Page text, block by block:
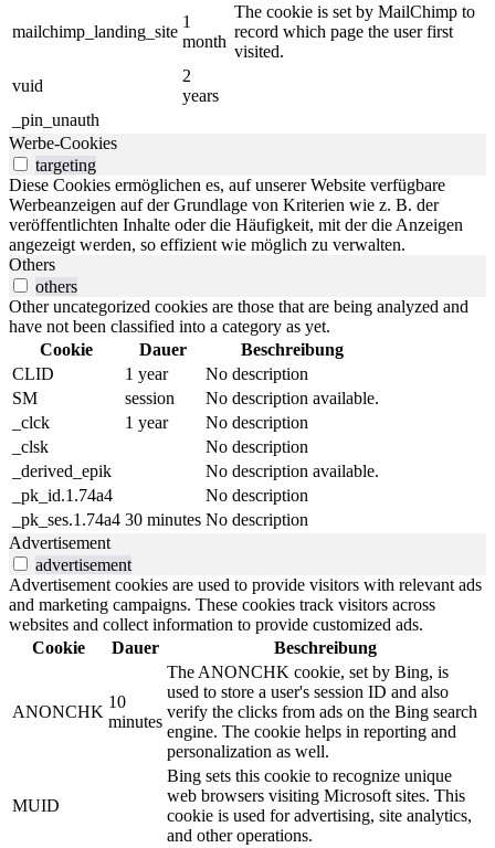
mailchimp_landing_site
1
month
The cookie is set by MailChimp to
record which page the user first
visited.
vuid
2
years
_pin_unauth
Werbe-Cookies
targeting
Diese Cookies ermöglichen es, auf unserer Website verfügbare
Werbeanzeigen auf der Grundlage von Kriterien wie z. B. der
veröffentlichten Inhalte oder die Häufigkeit, mit der die Anzeigen
angezeigt werden, so effizient wie möglich zu verwalten.
Others
others
Other uncategorized cookies are those that are being analyzed and
have not been classified into a category as yet.
Cookie
Dauer
Beschreibung
CLID
1 year
No description
SM
session
No description available.
_clck
1 year
No description
_clsk
No description
_derived_epik
No description available.
_pk_id.1.74a4
No description
_pk_ses.1.74a4 30 minutes No description
Advertisement
advertisement
Advertisement cookies are used to provide visitors with relevant ads
and marketing campaigns. These cookies track visitors across
websites and collect information to provide customized ads.
Cookie
Dauer Beschreibung
ANONCHK
10
minutes
The ANONCHK cookie, set by Bing, is
used to store a user's session ID and also
verify the clicks from ads on the Bing search
engine. The cookie helps in reporting and
personalization as well.
MUID
Bing sets this cookie to recognize unique
web browsers visiting Microsoft sites. This
cookie is used for advertising, site analytics,
and other operations.